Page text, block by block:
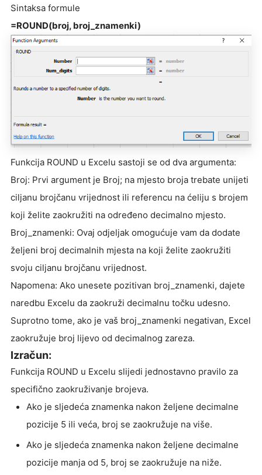
Sintaksa formule
=ROUND(broj, broj_znamenki)
Funkcija ROUND u Excelu sastoji se od dva argumenta:
Broj: Prvi argument je Broj; na mjesto broja trebate unijeti
ciljanu brojčanu vrijednost ili referencu na ćeliju s brojem
koji želite zaokružiti na određeno decimalno mjesto.
Broj_znamenki: Ovaj odjeljak omogućuje vam da dodate
željeni broj decimalnih mjesta na koji želite zaokružiti
svoju ciljanu brojčanu vrijednost.
Napomena: Ako unesete pozitivan broj_znamenki, dajete
naredbu Excelu da zaokruži decimalnu točku udesno.
Suprotno tome, ako je vaš broj_znamenki negativan, Excel
zaokružuje broj lijevo od decimalnog zareza.
Izračun:
Funkcija ROUND u Excelu slijedi jednostavno pravilo za
specifično zaokruživanje brojeva.
Ako je sljedeća znamenka nakon željene decimalne
pozicije 5 ili veća, broj se zaokružuje na više.
Ako je sljedeća znamenka nakon željene decimalne
pozicije manja od 5, broj se zaokružuje na niže.